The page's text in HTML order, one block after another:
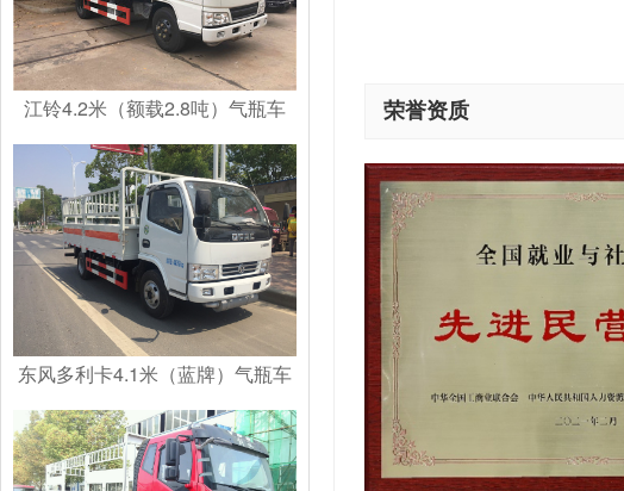
江铃4.2米（额载2.8吨）气瓶车
东风多利卡4.1米（蓝牌）气瓶车
荣誉资质